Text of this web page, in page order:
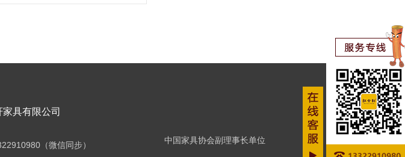
具有限公司
（微信同步） 中国家具协会副理事长单位